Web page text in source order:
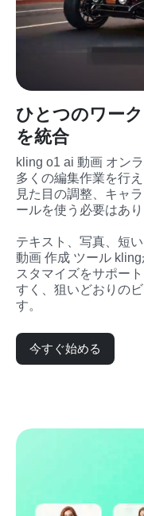
ひとつのワー
を統合
kling o1 ai 動画 オン
多くの編集作業を行
見た目の調整、キャ
ールを使う必要はあり
テキスト、写真、短
動画 作成 ツール
スタマイズをサポー
すく、狙いどおりの
す。
今すぐ始める